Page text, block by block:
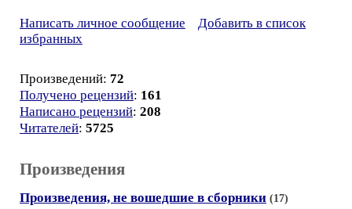
Написать личное сообщение
Добавить в список
избранных
Произведений: 72
Получено рецензий: 161
Написано рецензий: 208
Читателей: 5725
Произведения
Произведения, не вошедшие в сборники (17)